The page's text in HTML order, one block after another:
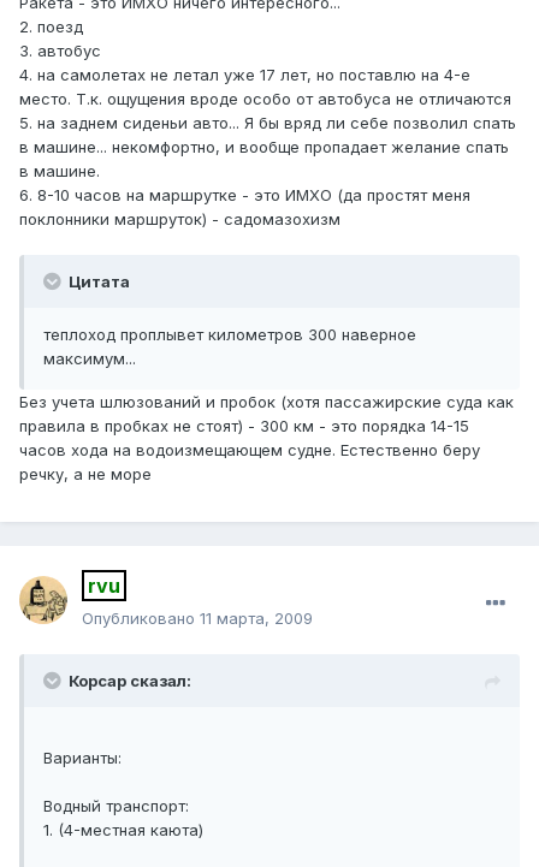
2. поезд
3. автобус
4. на самолетах не летал уже 17 лет, но поставлю на 4-е
место. Т.к. ощущения вроде особо от автобуса не отличаются
5. на заднем сиденьи авто... Я бы вряд ли себе позволил спать
в машине... некомфортно, и вообще пропадает желание спать
в машине.
6. 8-10 часов на маршрутке - это ИМХО (да простят меня
поклонники маршруток) - садомазохизм
Цитата
теплоход проплывет километров 300 наверное
максимум...
Без учета шлюзований и пробок (хотя пассажирские суда как
правила в пробках не стоят) - 300 км - это порядка 14-15
часов хода на водоизмещающем судне. Естественно беру
речку, а не море
rvu
Опубликовано 11 марта, 2009
Корсар сказал:
Варианты:
Водный транспорт:
1. (4-местная каюта)